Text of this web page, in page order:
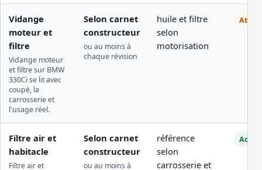
Vidange
moteur et
filtre
Vidange moteur
et filtre sur BMW
330Ci se lit avec
coupé, la
carrosserie et
l'usage réel.
Selon carnet
constructeur
ou au moins à
chaque révision
huile et filtre
selon
motorisation
Filtre air et
habitacle
Filtre air et
Selon carnet
constructeur
ou au moins à
référence
selon
carrosserie et